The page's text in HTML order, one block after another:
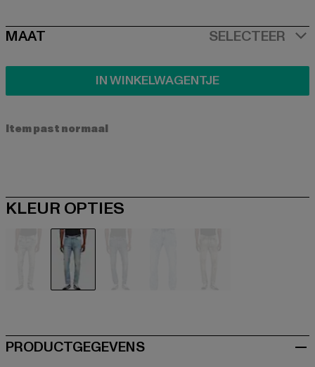
SIZE
MAAT SELECTEER
IN WINKELWAGENTJE
Item past normaal
KLEUR OPTIES
PRODUCTGEGEVENS